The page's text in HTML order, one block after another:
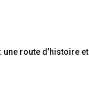
une route d’histoire et